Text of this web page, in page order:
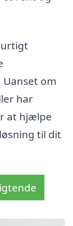
om
har
at hjælpe
til dit